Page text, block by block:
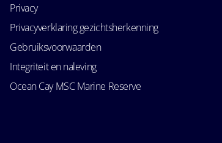
Privacy
Privacyverklaring gezichtsherkenning
Gebruiksvoorwaarden
Integriteit en naleving
Ocean Cay MSC Marine Reserve